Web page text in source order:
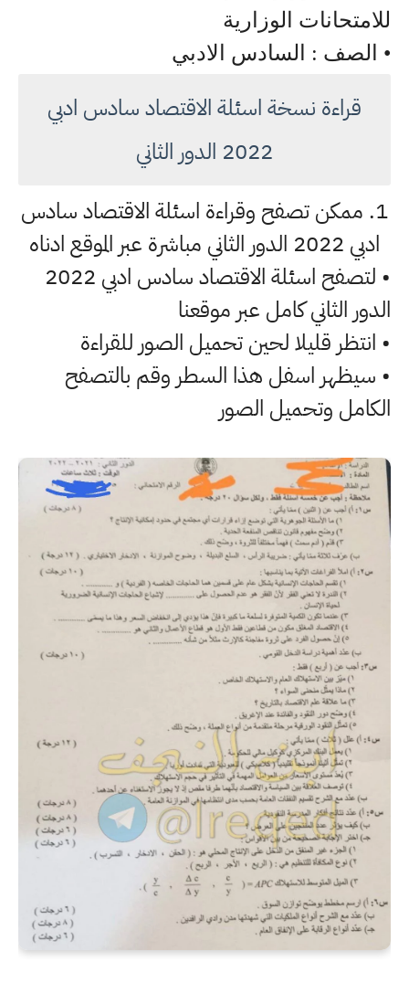
للامتحانات الوزارية
• الصف : السادس الادبي
قراءة نسخة اسئلة الاقتصاد سادس ادبي
2022 الدور الثاني
1. ممكن تصفح وقراءة اسئلة الاقتصاد سادس
ادبي 2022 الدور الثاني مباشرة عبر الموقع ادناه
• لتصفح اسئلة الاقتصاد سادس ادبي 2022
الدور الثاني كامل عبر موقعنا
• انتظر قليلا لحين تحميل الصور للقراءة
• سيظهر اسفل هذا السطر وقم بالتصفح
الكامل وتحميل الصور